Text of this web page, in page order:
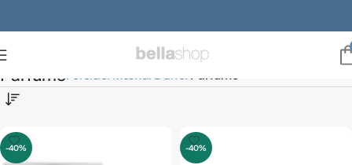
Parfume
-40% -40%